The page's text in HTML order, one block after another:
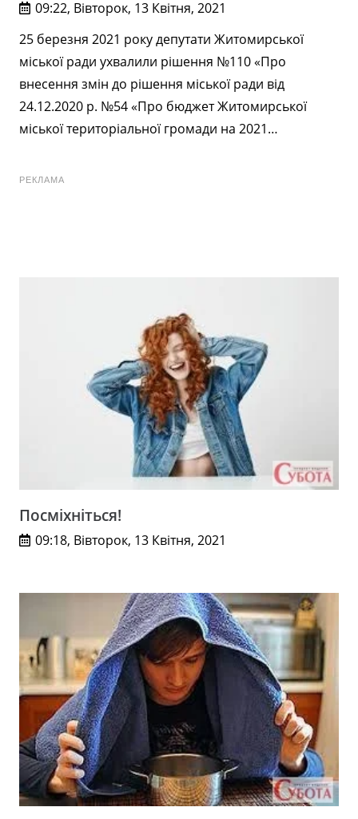
09:22, Вівторок, 13 Квітня, 2021
25 березня 2021 року депутати Житомирської
міської ради ухвалили рішення №110 «Про
внесення змін до рішення міської ради від
24.12.2020 р. №54 «Про бюджет Житомирської
міської територіальної громади на 2021…
РЕКЛАМА
Посміхніться!
09:18, Вівторок, 13 Квітня, 2021